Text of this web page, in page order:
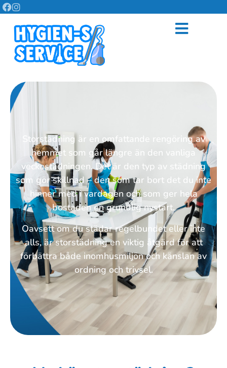
Storstädning är en omfattande rengöring av
hemmet som går längre än den vanliga
veckostädningen. Det är den typ av städning
som gör skillnad – den som tar bort det du inte
hinner med i vardagen och som ger hela
bostaden en grundlig nystart.
Oavsett om du städar regelbundet eller inte
alls, är storstädning en viktig åtgärd för att
förbättra både inomhusmiljön och känslan av
ordning och trivsel.